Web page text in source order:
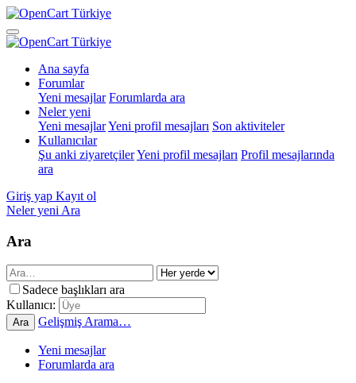
Ana sayfa
Forumlar
Yeni mesajlar Forumlarda ara
Neler yeni
Yeni mesajlarYeni profil mesajları Son aktiviteler
Kullanıcılar
Şu anki ziyaretçilerYeni profil mesajları Profil mesajlarında
ara
Giriş yap Kayıt ol
Neler yeni Ara
Ara
Sadece başlıkları ara
Kullanıcı:
Ara Gelişmiş Arama…
Yeni mesajlar
Forumlarda ara